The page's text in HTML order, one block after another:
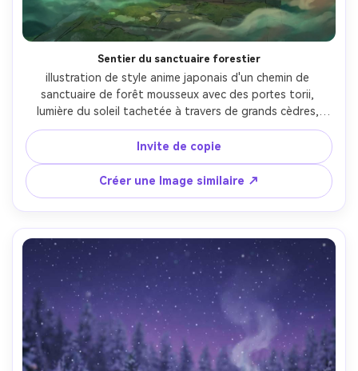
Sentier du sanctuaire forestier
illustration de style anime japonais d'un chemin de
sanctuaire de forêt mousseux avec des portes torii,
lumière du soleil tachetée à travers de grands cèdres,
motes de poussière flottantes, lanternes en pierre
brillant faiblement, verts riches avec des couches de
brouillard subtiles, textures peintes à la main, contours
propres, atmosphère spirituelle calme, belle composition,
objectif 85 mm, profondeur de champ peu profonde-AR
4:5
Invite de copie
Créer une Image similaire ↗